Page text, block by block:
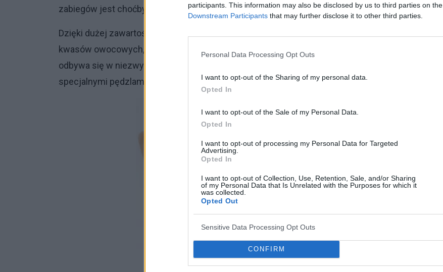
participants. This information may also be disclosed by us to third parties on the
Downstream Participants that may further disclose it to other third parties.
Personal Data Processing Opt Outs
I want to opt-out of the Sharing of my personal data.
Opted In
I want to opt-out of the Sale of my Personal Data.
Opted In
I want to opt-out of processing my Personal Data for Targeted
Advertising.
Opted In
I want to opt-out of Collection, Use, Retention, Sale, and/or Sharing
of my Personal Data that Is Unrelated with the Purposes for which it
was collected.
Opted Out
Sensitive Data Processing Opt Outs
CONFIRM
zabiegów jest choćby Fruit
LiftingPower.
Dzięki dużej zawartości witamin, substancji odżywczych i minerałów, a także naturalnych
kwasów owocowych, zabieg odżywia, wygładza i delikatnie rozjaśnia skórę. Cały proces
odbywa się w niezwykle delikatny sposób, gdyż wszystkie produkty w zabiegu nanoszone są
specjalnymi pędzlami.
fot. ojoimages